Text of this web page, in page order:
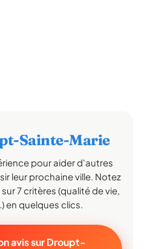
Sainte-Marie
pour aider d'autres
leur prochaine ville. Notez
7 critères (qualité de vie,
en quelques clics.
avis sur Droupt-